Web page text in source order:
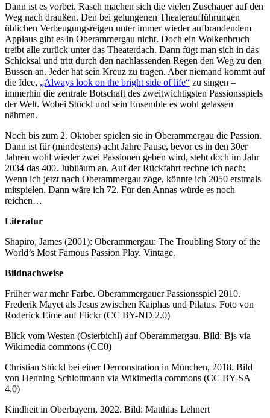
Dann ist es vorbei. Rasch machen sich die vielen Zuschauer auf den
Weg nach draußen. Den bei gelungenen Theateraufführungen
üblichen Verbeugungsreigen unter immer wieder aufbrandendem
Applaus gibt es in Oberammergau nicht. Doch ein Wolkenbruch
treibt alle zurück unter das Theaterdach. Dann fügt man sich in das
Schicksal und tritt durch den nachlassenden Regen den Weg zu den
Bussen an. Jeder hat sein Kreuz zu tragen. Aber niemand kommt auf
die Idee, „Always look on the bright side of life“ zu singen –
immerhin die zentrale Botschaft des zweitwichtigsten Passionsspiels
der Welt. Wobei Stückl und sein Ensemble es wohl gelassen
nähmen.
Noch bis zum 2. Oktober spielen sie in Oberammergau die Passion.
Dann ist für (mindestens) acht Jahre Pause, bevor es in den 30er
Jahren wohl wieder zwei Passionen geben wird, steht doch im Jahr
2034 das 400. Jubiläum an. Auf der Rückfahrt rechne ich nach:
Wenn ich jetzt nach Oberammergau zöge, könnte ich 2050 erstmals
mitspielen. Dann wäre ich 72. Für den Annas würde es noch
reichen…
Literatur
Shapiro, James (2001): Oberammergau: The Troubling Story of the
World’s Most Famous Passion Play. Vintage.
Bildnachweise
Früher war mehr Farbe. Oberammergauer Passionsspiel 2010.
Frederik Mayet als Jesus zwischen Kaiphas und Pilatus. Foto von
Roderick Eime auf Flickr(CC BY-ND 2.0)
Blick vom Westen (Osterbichl) auf Oberammergau. Bild: Bjs via
Wikimedia commons (CC0)
Christian Stückl bei einerDemonstration in München, 2018. Bild
von Henning Schlottmann via Wikimedia commons (CC BY-SA
4.0)
Kindheit in Oberbayern, 2022. Bild: Matthias Lehnert